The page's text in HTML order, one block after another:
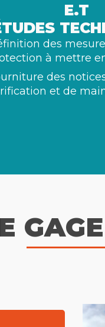
E.T
des
à mettre
des
et de